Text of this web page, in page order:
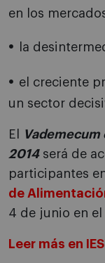
en los
la
el creciente
un sector
El
Vademecum
2014será de
participantes
de
4 de junio en el
Leer más en